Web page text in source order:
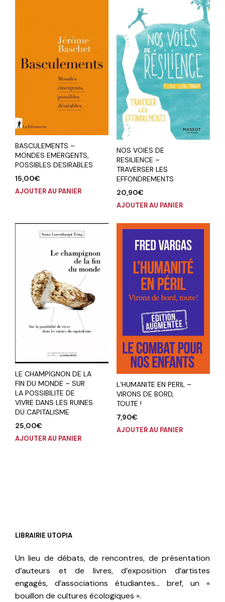
BASCULEMENTS –
MONDES EMERGENTS,
POSSIBLES DESIRABLES
15,00€
AJOUTER AU PANIER
NOS VOIES DE
RESILIENCE –
TRAVERSER LES
EFFONDREMENTS
20,90€
AJOUTER AU PANIER
LE CHAMPIGNON DE LA
FIN DU MONDE – SUR
LA POSSIBILITE DE
VIVRE DANS LES RUINES
DU CAPITALISME
25,00€
AJOUTER AU PANIER
L’HUMANITE EN PERIL –
VIRONS DE BORD,
TOUTE !
7,90€
AJOUTER AU PANIER
LIBRAIRIE UTOPIA
Un lieu de débats, de rencontres, de présentation
d’auteurs et de livres, d’exposition d’artistes
engagés, d’associations étudiantes… bref, un «
bouillon de cultures écologiques ».